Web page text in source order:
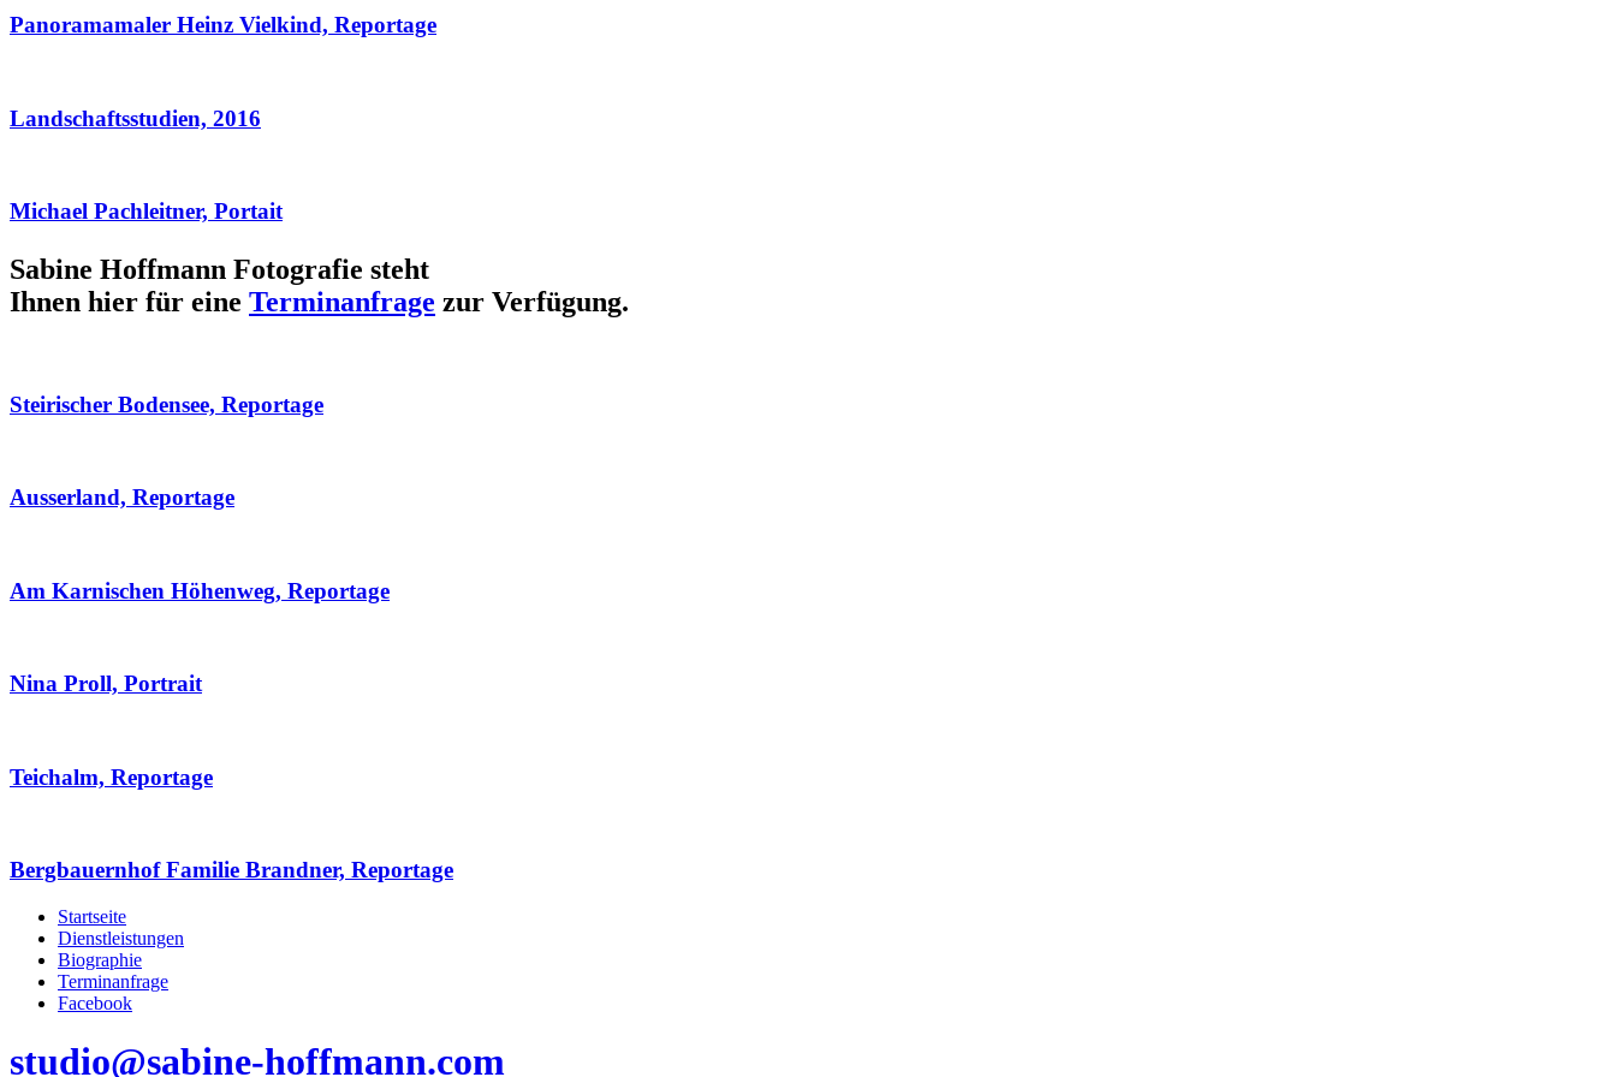
Panoramamaler Heinz Vielkind, Reportage
Landschaftsstudien, 2016
Michael Pachleitner, Portait
Sabine Hoffmann Fotografie steht
Ihnen hier für eine Terminanfrage zur Verfügung.
Steirischer Bodensee, Reportage
Ausserland, Reportage
Am Karnischen Höhenweg, Reportage
Nina Proll, Portrait
Teichalm, Reportage
Bergbauernhof Familie Brandner, Reportage
Startseite
Dienstleistungen
Biographie
Terminanfrage
Facebook
studio@sabine-hoffmann.com